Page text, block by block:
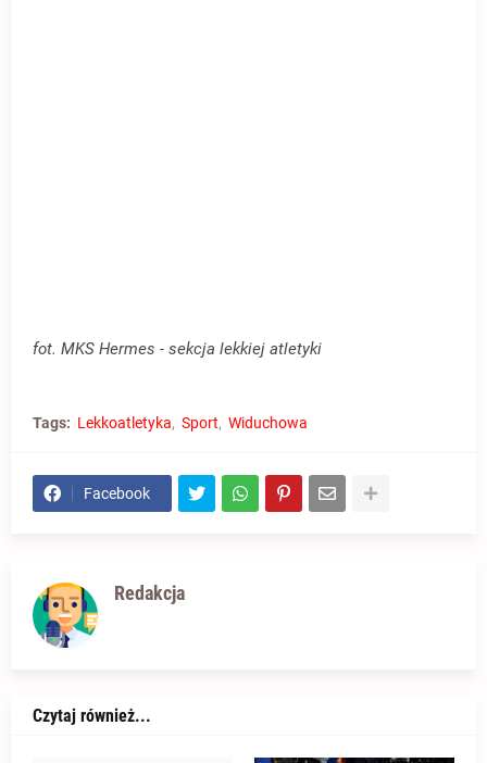
fot. MKS Hermes - sekcja lekkiej atletyki
Tags: Lekkoatletyka Sport Widuchowa
Facebook
Redakcja
Czytaj również...